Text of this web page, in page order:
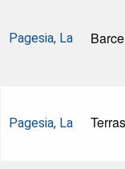
Pagesia, La
Pagesia, La